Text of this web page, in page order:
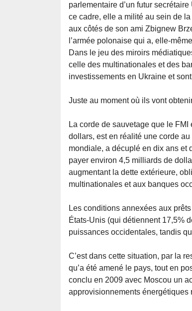
parlementaire d’un futur
ce cadre, elle a milité au sein de
aux côtés de son ami Zbignew
l’armée polonaise qui a, elle-
Dans le jeu des miroirs
celle des multinationales et des
investissements en Ukraine et
Juste au moment où ils vont
La corde de sauvetage que le
dollars, est en réalité une corde
mondiale, a décuplé en dix ans et
payer environ 4,5 milliards de
augmentant la dette extérieure,
multinationales et aux banques
Les conditions annexées aux
États-Unis (qui détiennent 17,5%
puissances occidentales, tandis
C’est dans cette situation, par la
qu’a été amené le pays, tout en
conclu en 2009 avec Moscou un
approvisionnements énergétiques